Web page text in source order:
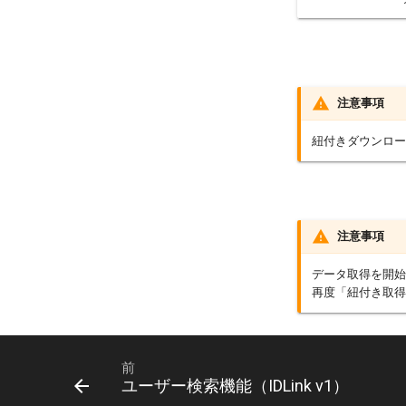
注意事項
紐付きダウンロ
注意事項
データ取得を開
再度「紐付き取
前
ユーザー検索機能（IDLink v1）